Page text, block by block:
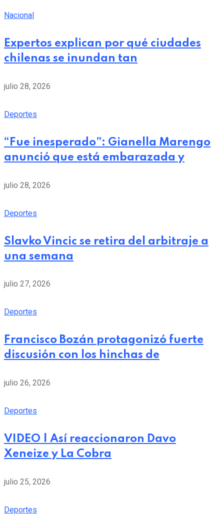
Nacional
Expertos explican por qué ciudades
chilenas se inundan tan
julio 28, 2026
Deportes
“Fue inesperado”: Gianella Marengo
anunció que está embarazada y
julio 28, 2026
Deportes
Slavko Vincic se retira del arbitraje a
una semana
julio 27, 2026
Deportes
Francisco Bozán protagonizó fuerte
discusión con los hinchas de
julio 26, 2026
Deportes
VIDEO | Así reaccionaron Davo
Xeneize y La Cobra
julio 25, 2026
Deportes